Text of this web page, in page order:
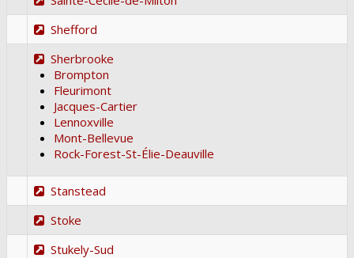
Shefford
Sherbrooke
Brompton
Fleurimont
Jacques-Cartier
Lennoxville
Mont-Bellevue
Rock-Forest-St-Élie-Deauville
Stanstead
Stoke
Stukely-Sud